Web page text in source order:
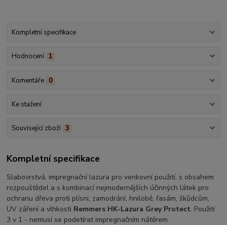
Kompletní specifikace
Hodnocení 1
Komentáře 0
Ke stažení
Související zboží 3
Kompletní specifikace
Slabovrstvá, impregnační lazura pro venkovní použití, s obsahem
rozpouštědel a s kombinací nejmodernějších účinných látek pro
ochranu dřeva proti plísni, zamodrání, hnilobě, řasám, škůdcům,
UV záření a vlhkosti Remmers HK-Lazura Grey Protect. Použití
3 v 1 - nemusí se podetírat impregnačním nátěrem.